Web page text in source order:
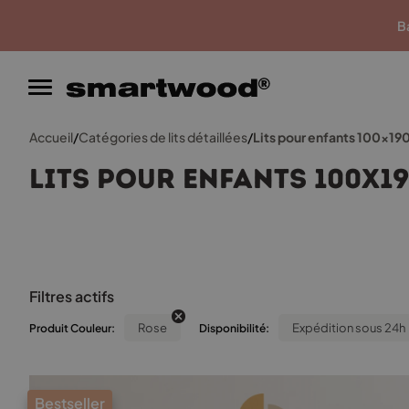
Accueil/Catégories de lits détaillées/Lits pour enfants 100x190
Lits pour enfants
Filtres actifs
Produit Couleur: Rose Disponibilité: Expédition sous 24h
Bestseller